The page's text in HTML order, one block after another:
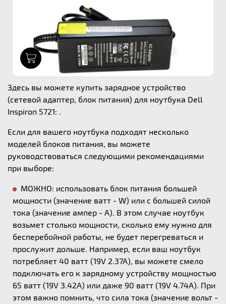
Здесь вы можете купить зарядное устройство
(сетевой адаптер, блок питания) для ноутбука Dell
Inspiron 5721: .
Если для вашего ноутбука подходят несколько
моделей блоков питания, вы можете
руководствоваться следующими рекомендациями
при выборе:
МОЖНО: использовать блок питания большей
мощности (значение ватт - W) или с большей силой
тока (значение ампер - А). В этом случае ноутбук
возьмет столько мощности, сколько ему нужно для
бесперебойной работы, не будет перегреваться и
прослужит дольше. Например, если ваш ноутбук
потребляет 40 ватт (19V 2.37A), вы можете смело
подключать его к зарядному устройству мощностью
65 ватт (19V 3.42A) или даже 90 ватт (19V 4.74A). При
этом важно помнить, что сила тока (значение вольт -